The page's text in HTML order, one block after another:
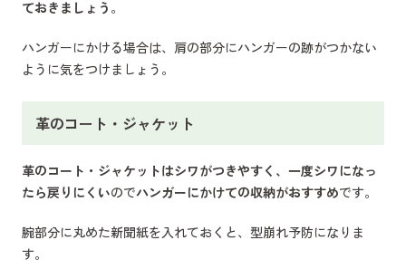
ておきましょう 。
ハンガーにかける場合は、肩の部分にハンガーの跡がつかない
ように気をつけましょう。
革のコート・ジャケット
革のコート・ジャケットはシワがつきやすく、一度シワになっ
たら戻りにくいのでハンガーにかけての収納がおすすめです。
腕部分に丸めた新聞紙を入れておくと、型崩れ予防になりま
す。